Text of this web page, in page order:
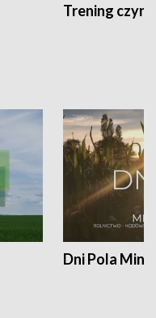
Trening czyni
Dni Pola